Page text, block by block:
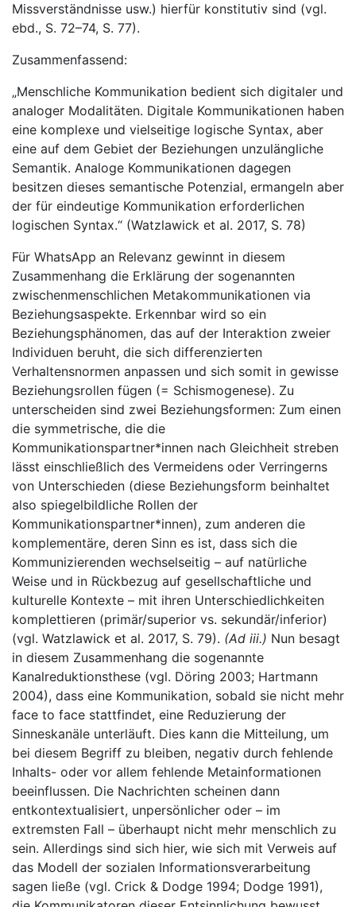
Missverständnisse usw.) hierfür konstitutiv sind (vgl.
ebd., S. 72–74, S. 77).
Zusammenfassend:
„Menschliche Kommunikation bedient sich digitaler und
analoger Modalitäten. Digitale Kommunikationen haben
eine komplexe und vielseitige logische Syntax, aber
eine auf dem Gebiet der Beziehungen unzulängliche
Semantik. Analoge Kommunikationen dagegen
besitzen dieses semantische Potenzial, ermangeln aber
der für eindeutige Kommunikation erforderlichen
logischen Syntax.“ (Watzlawick et al. 2017, S. 78)
Für WhatsApp an Relevanz gewinnt in diesem
Zusammenhang die Erklärung der sogenannten
zwischenmenschlichen Metakommunikationen via
Beziehungsaspekte. Erkennbar wird so ein
Beziehungsphänomen, das auf der Interaktion zweier
Individuen beruht, die sich differenzierten
Verhaltensnormen anpassen und sich somit in gewisse
Beziehungsrollen fügen (= Schismogenese). Zu
unterscheiden sind zwei Beziehungsformen: Zum einen
die symmetrische, die die
Kommunikationspartner*innen nach Gleichheit streben
lässt einschließlich des Vermeidens oder Verringerns
von Unterschieden (diese Beziehungsform beinhaltet
also spiegelbildliche Rollen der
Kommunikationspartner*innen), zum anderen die
komplementäre, deren Sinn es ist, dass sich die
Kommunizierenden wechselseitig – auf natürliche
Weise und in Rückbezug auf gesellschaftliche und
kulturelle Kontexte – mit ihren Unterschiedlichkeiten
komplettieren (primär/superior vs. sekundär/inferior)
(vgl. Watzlawick et al. 2017, S. 79). (Ad iii.) Nun besagt
in diesem Zusammenhang die sogenannte
Kanalreduktionsthese (vgl. Döring 2003; Hartmann
2004), dass eine Kommunikation, sobald sie nicht mehr
face to face stattfindet, eine Reduzierung der
Sinneskanäle unterläuft. Dies kann die Mitteilung, um
bei diesem Begriff zu bleiben, negativ durch fehlende
Inhalts- oder vor allem fehlende Metainformationen
beeinflussen. Die Nachrichten scheinen dann
entkontextualisiert, unpersönlicher oder – im
extremsten Fall – überhaupt nicht mehr menschlich zu
sein. Allerdings sind sich hier, wie sich mit Verweis auf
das Modell der sozialen Informationsverarbeitung
sagen ließe (vgl. Crick & Dodge 1994; Dodge 1991),